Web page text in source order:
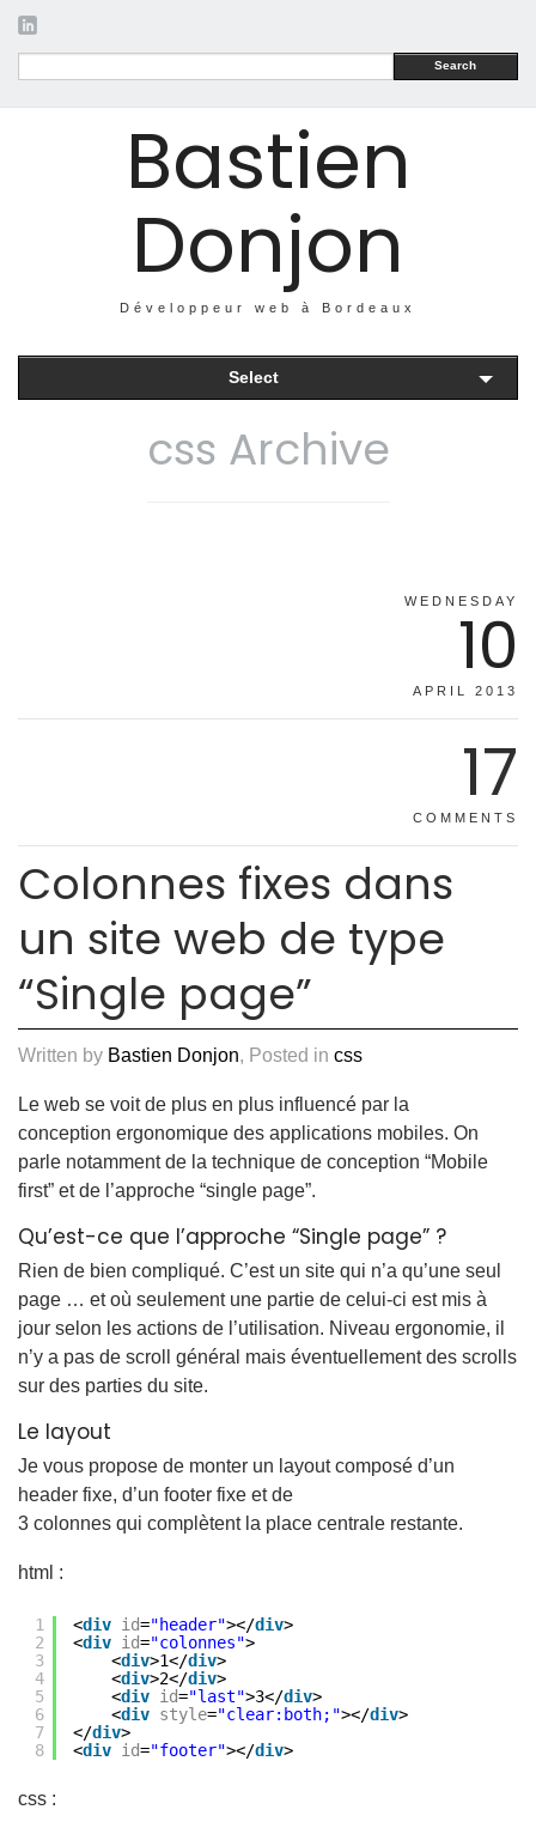
Search
Bastien
Donjon
Développeur web à Bordeaux
Select
css Archive
WEDNESDAY
10
APRIL 2013
17
COMMENTS
Colonnes fixes dans
un site web de type
“Single page”
Written by Bastien Donjon, Posted in css
Le web se voit de plus en plus influencé par la
conception ergonomique des applications mobiles. On
parle notamment de la technique de conception “Mobile
first” et de l’approche “single page”.
Qu’est-ce que l’approche “Single page” ?
Rien de bien compliqué. C’est un site qui n’a qu’une seul
page … et où seulement une partie de celui-ci est mis à
jour selon les actions de l’utilisation. Niveau ergonomie, il
n’y a pas de scroll général mais éventuellement des scrolls
sur des parties du site.
Le layout
Je vous propose de monter un layout composé d’un
header fixe, d’un footer fixe et de
3 colonnes qui complètent la place centrale restante.
html :
1
2
3
4
5
6
7
8
<div id="header"></div>
<div id="colonnes">
<div>1</div>
<div>2</div>
<div id="last">3</div>
<div style="clear:both;"></div>
</div>
<div id="footer"></div>
css :